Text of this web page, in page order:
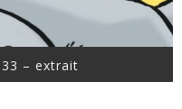
– extrait